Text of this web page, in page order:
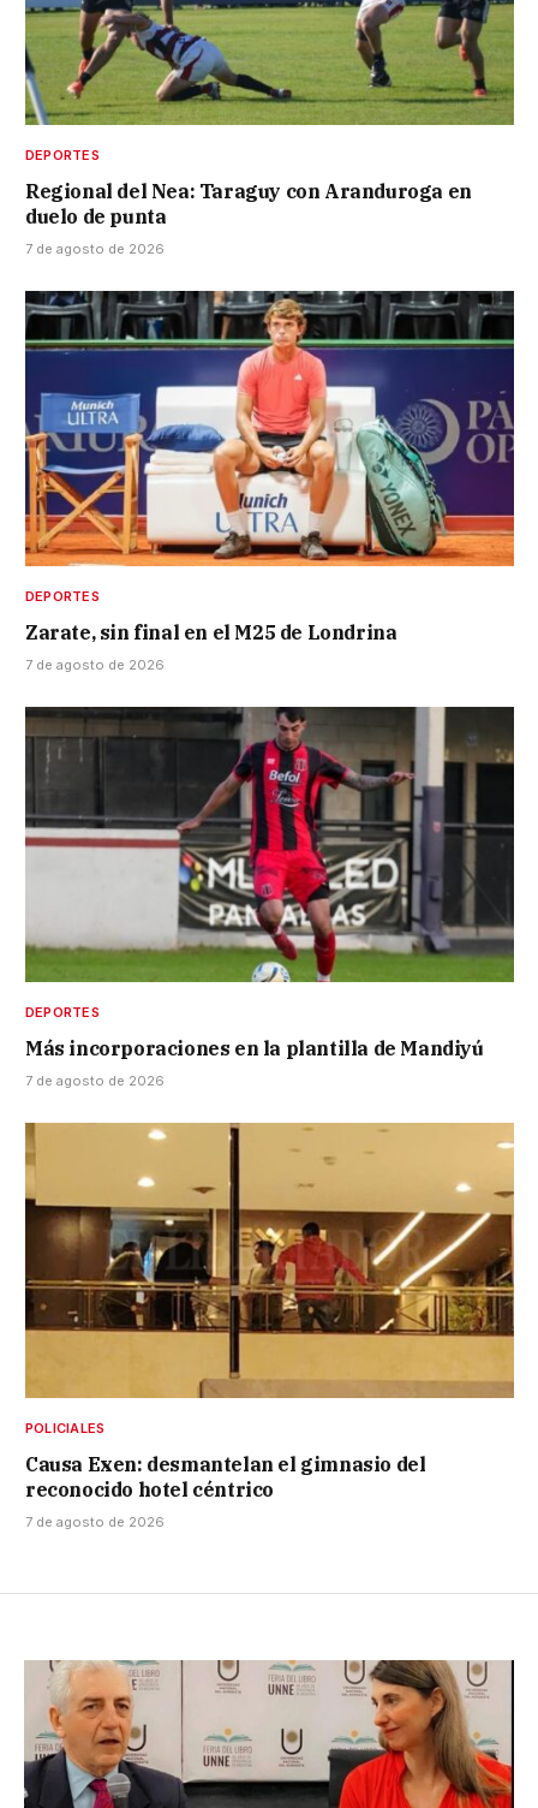
DEPORTES
Regional del Nea: Taraguy con Aranduroga en
duelo de punta
7 de agosto de 2026
DEPORTES
Zarate, sin final en el M25 de Londrina
7 de agosto de 2026
DEPORTES
Más incorporaciones en la plantilla de Mandiyú
7 de agosto de 2026
POLICIALES
Causa Exen: desmantelan el gimnasio del
reconocido hotel céntrico
7 de agosto de 2026